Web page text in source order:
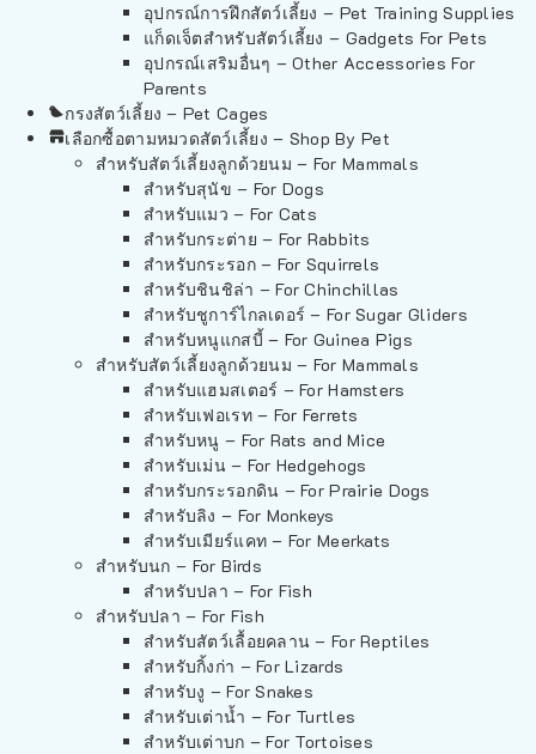
อุปกรณ์การฝึกสัตว์เลี้ยง – Pet Training Supplies
แก็ดเจ็ตสำหรับสัตว์เลี้ยง – Gadgets For Pets
อุปกรณ์เสริมอื่นๆ – Other Accessories For
Parents
กรงสัตว์เลี้ยง – Pet Cages
เลือกซื้อตามหมวดสัตว์เลี้ยง – Shop By Pet
สำหรับสัตว์เลี้ยงลูกด้วยนม – For Mammals
สำหรับสุนัข – For Dogs
สำหรับแมว – For Cats
สำหรับกระต่าย – For Rabbits
สำหรับกระรอก – For Squirrels
สำหรับชินชิล่า – For Chinchillas
สำหรับชูการ์ไกลเดอร์ – For Sugar Gliders
สำหรับหนูแกสบี้ – For Guinea Pigs
สำหรับสัตว์เลี้ยงลูกด้วยนม – For Mammals
สำหรับแฮมสเตอร์ – For Hamsters
สำหรับเฟอเรท – For Ferrets
สำหรับหนู – For Rats and Mice
สำหรับเม่น – For Hedgehogs
สำหรับกระรอกดิน – For Prairie Dogs
สำหรับลิง – For Monkeys
สำหรับเมียร์แคท – For Meerkats
สำหรับนก – For Birds
สำหรับปลา – For Fish
สำหรับปลา – For Fish
สำหรับสัตว์เลื้อยคลาน – For Reptiles
สำหรับกิ้งก่า – For Lizards
สำหรับงู – For Snakes
สำหรับเต่าน้ำ – For Turtles
สำหรับเต่าบก – For Tortoises